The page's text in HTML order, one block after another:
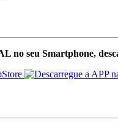
no seu Smartphone,